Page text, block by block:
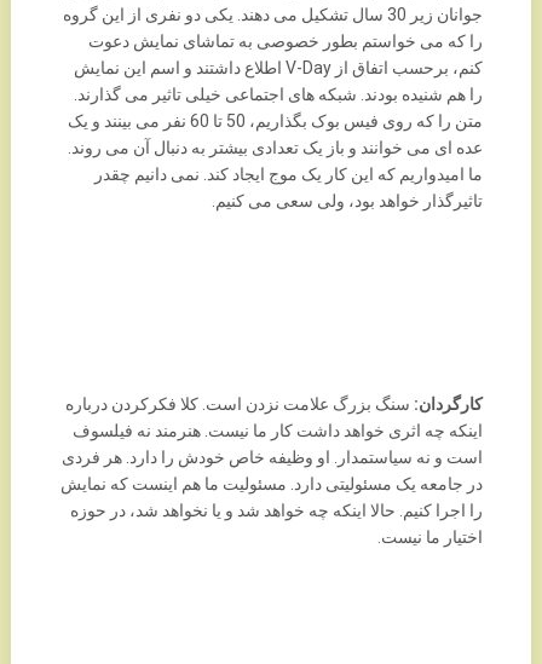
جوانان زیر 30 سال تشکیل می دهند. یکی دو نفری از این گروه
را که می خواستم بطور خصوصی به تماشای نمایش دعوت
کنم، برحسب اتفاق از V-Day اطلاع داشتند و اسم این نمایش
را هم شنیده بودند. شبکه های اجتماعی خیلی تاثیر می گذارند.
متن را که روی فیس بوک بگذاریم، 50 تا 60 نفر می بینند و یک
عده ای می خوانند و باز یک تعدادی بیشتر به دنبال آن می روند.
ما امیدواریم که این کار یک موج ایجاد کند. نمی دانیم چقدر
تاثیرگذار خواهد بود، ولی سعی می کنیم.
کارگردان: سنگ بزرگ علامت نزدن است. کلا فکرکردن درباره
اینکه چه اثری خواهد داشت کار ما نیست. هنرمند نه فیلسوف
است و نه سیاستمدار. او وظیفه خاص خودش را دارد. هر فردی
در جامعه یک مسئولیتی دارد. مسئولیت ما هم اینست که نمایش
را اجرا کنیم. حالا اینکه چه خواهد شد و یا نخواهد شد، در حوزه
اختیار ما نیست.